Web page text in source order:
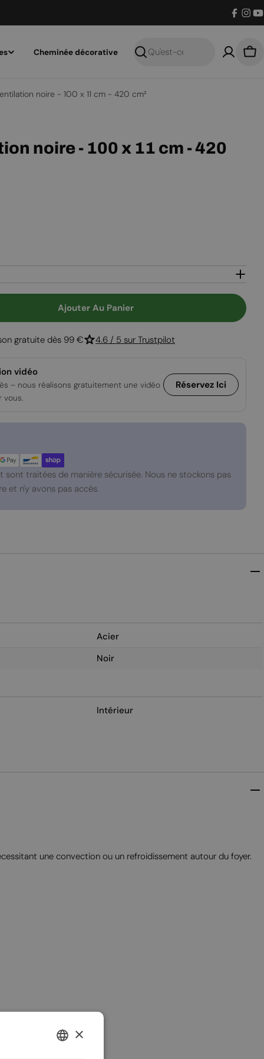
Cheminée décorative
Recherche
noire - 100 x 11 cm - 420 cm²
Ouvrir le média
noire - 100 x 11 cm - 420
Grille De Ventilation Noire - 100 X 11 Cm - 420
Quantité Pour Grille De Ventilation Noire - 100 X
Ajouter Au Panier
gratuite dès 99 € 4.6 / 5 sur Trustpilot
vidéo
– nous réalisons gratuitement une vidéo
vous.
Réservez Ici
traitées de manière sécurisée. Nous ne stockons pas
et n'y avons pas accès.
Acier
Noir
Intérieur
une convection ou un refroidissement autour du foyer.
×